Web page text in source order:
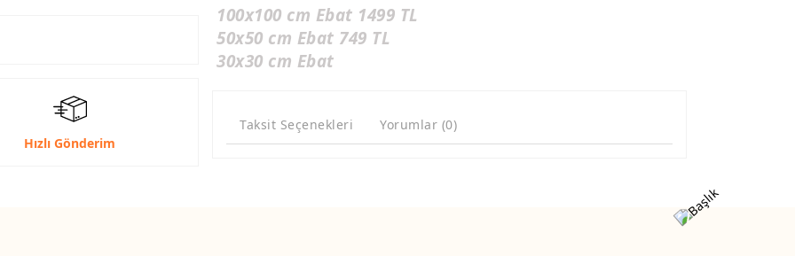
Hızlı Gönderim
100x100 cm Ebat 1499 TL
50x50 cm Ebat 749 TL
30x30 cm Ebat
Taksit Seçenekleri Yorumlar (0)